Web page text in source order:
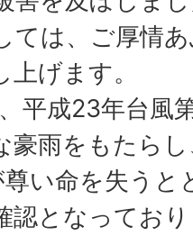
ては、ご厚情
げます。
平成23年台風
豪雨をもたら
い命を失うと
認となってお